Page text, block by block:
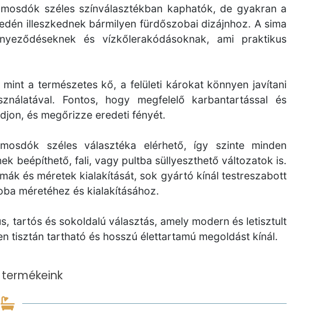
széles színválasztékban kaphatók, de gyakran a
illeszkednek bármilyen fürdőszobai dizájnhoz. A sima
és vízkőlerakódásoknak, ami praktikus
a természetes kő, a felületi károkat könnyen javítani
Fontos, hogy megfelelő karbantartással és
és megőrizze eredeti fényét.
széles választéka elérhető, így szinte minden
beépíthető, fali, vagy pultba süllyeszthető változatok is.
és méretek kialakítását, sok gyártó kínál testreszabott
méretéhez és kialakításához.
tartós és sokoldalú választás, amely modern és letisztult
tisztán tartható és hosszú élettartamú megoldást kínál.